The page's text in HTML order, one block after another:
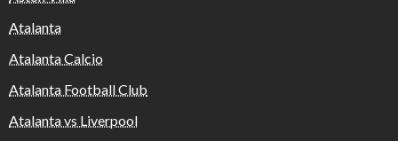
Atalanta
Atalanta Calcio
Atalanta Football Club
Atalanta vs Liverpool